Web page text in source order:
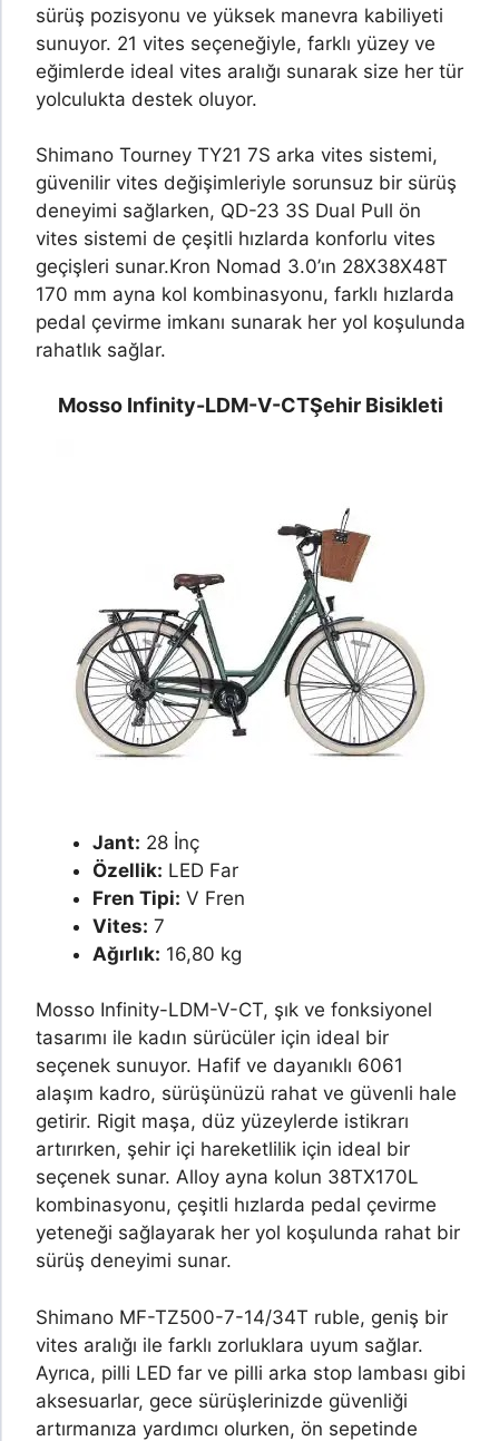
sürüş pozisyonu ve yüksek manevra kabiliyeti
sunuyor. 21 vites seçeneğiyle, farklı yüzey ve
eğimlerde ideal vites aralığı sunarak size her tür
yolculukta destek oluyor.
Shimano Tourney TY21 7S arka vites sistemi,
güvenilir vites değişimleriyle sorunsuz bir sürüş
deneyimi sağlarken, QD-23 3S Dual Pull ön
vites sistemi de çeşitli hızlarda konforlu vites
geçişleri sunar.Kron Nomad 3.0’ın 28X38X48T
170 mm ayna kol kombinasyonu, farklı hızlarda
pedal çevirme imkanı sunarak her yol koşulunda
rahatlık sağlar.
Mosso Infinity-LDM-V-CTŞehir Bisikleti
Jant: 28 İnç
Özellik: LED Far
Fren Tipi: V Fren
Vites: 7
Ağırlık: 16,80 kg
Mosso Infinity-LDM-V-CT, şık ve fonksiyonel
tasarımı ile kadın sürücüler için ideal bir
seçenek sunuyor. Hafif ve dayanıklı 6061
alaşım kadro, sürüşünüzü rahat ve güvenli hale
getirir. Rigit maşa, düz yüzeylerde istikrarı
artırırken, şehir içi hareketlilik için ideal bir
seçenek sunar. Alloy ayna kolun 38TX170L
kombinasyonu, çeşitli hızlarda pedal çevirme
yeteneği sağlayarak her yol koşulunda rahat bir
sürüş deneyimi sunar.
Shimano MF-TZ500-7-14/34T ruble, geniş bir
vites aralığı ile farklı zorluklara uyum sağlar.
Ayrıca, pilli LED far ve pilli arka stop lambası gibi
aksesuarlar, gece sürüşlerinizde güvenliği
artırmanıza yardımcı olurken, ön sepetinde